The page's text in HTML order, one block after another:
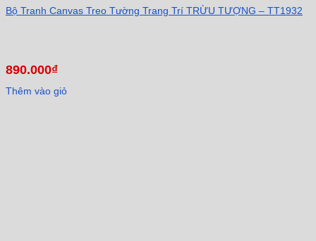
Bộ Tranh Canvas Treo Tường Trang Trí TRỪU TƯỢNG – TT1932
890.000₫
Thêm vào giỏ